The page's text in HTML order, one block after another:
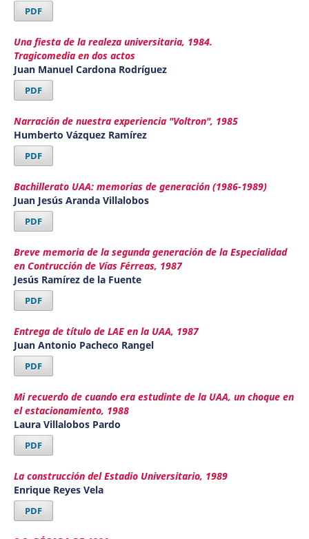
PDF
Una fiesta de la realeza universitaria, 1984.
Tragicomedia en dos actos
Juan Manuel Cardona Rodríguez
PDF
Narración de nuestra experiencia "Voltron", 1985
Humberto Vázquez Ramírez
PDF
Bachillerato UAA: memorias de generación (1986-1989)
Juan Jesús Aranda Villalobos
PDF
Breve memoria de la segunda generación de la Especialidad
en Contrucción de Vías Férreas, 1987
Jesús Ramírez de la Fuente
PDF
Entrega de título de LAE en la UAA, 1987
Juan Antonio Pacheco Rangel
PDF
Mi recuerdo de cuando era estudinte de la UAA, un choque en
el estacionamiento, 1988
Laura Villalobos Pardo
PDF
La construcción del Estadio Universitario, 1989
Enrique Reyes Vela
PDF